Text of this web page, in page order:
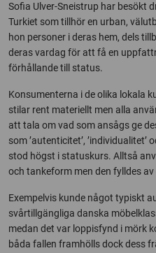
Sofia Ulver-Sneistrup har besökt
Turkiet som tillhör en urban,
hon personer i deras hem, dels
deras vardag för att få en
förhållande till status.
Konsumenterna i de olika lokala
stilar rent materiellt men alla
att tala om vad som ansågs ge
som ’autenticitet’, ’individualitet’
stod högst i statuskurs. Alltså
och tankeform men den fylldes
Exempelvis kunde något typiskt
svårtillgängliga danska
medan det var loppisfynd i mörk
båda fallen framhölls dock dess